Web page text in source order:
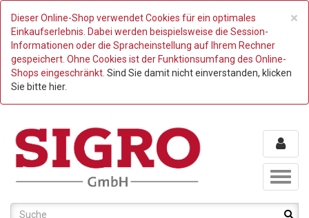
×
Dieser Online-Shop verwendet Cookies für ein optimales
Einkaufserlebnis. Dabei werden beispielsweise die Session-
Informationen oder die Spracheinstellung auf Ihrem Rechner
gespeichert. Ohne Cookies ist der Funktionsumfang des Online-
Shops eingeschränkt. Sind Sie damit nicht einverstanden, klicken
Sie bitte hier.
Toggle